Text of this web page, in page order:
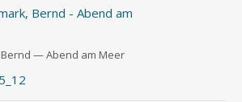
— Abend am Meer